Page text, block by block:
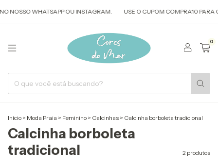
NOSSO WHATSAPP OU INSTAGRAM. USE O CUPOM COMPRA10 PARA
0
Início > Moda Praia > Feminino > Calcinhas > Calcinha borboleta tradicional
Calcinha borboleta
tradicional
2 produtos